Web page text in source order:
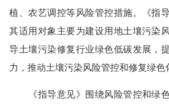
植、农艺调控等风险管控措施。《指
其适用对象主要为建设用地土壤污染
导土壤污染修复行业绿色低碳发展，
力，推动土壤污染风险管控和修复绿色
《指导意见》围绕风险管控和绿色